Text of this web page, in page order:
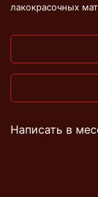
лакокрасочных
Написать в